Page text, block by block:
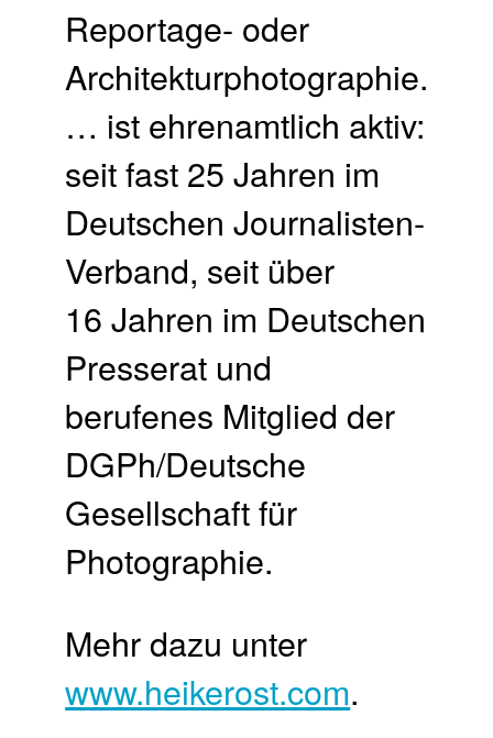
Reportage- oder
Architekturphotographie.
… ist ehrenamtlich aktiv:
seit fast 25 Jahren im
Deutschen Journalisten-
Verband, seit über
16 Jahren im Deutschen
Presserat und
berufenes Mitglied der
DGPh/Deutsche
Gesellschaft für
Photographie.
Mehr dazu unter
www.heikerost.com.